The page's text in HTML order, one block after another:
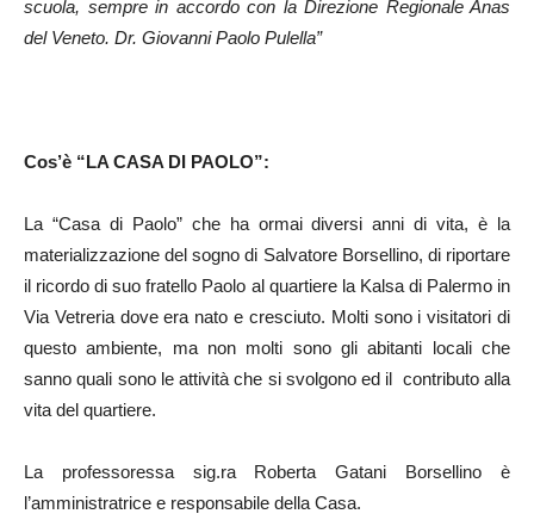
scuola, sempre in accordo con la Direzione Regionale Anas
del Veneto. Dr. Giovanni Paolo Pulella”
Cos’è “LA CASA DI PAOLO”:
La “Casa di Paolo” che ha ormai diversi anni di vita, è la
materializzazione del sogno di Salvatore Borsellino, di riportare
il ricordo di suo fratello Paolo al quartiere la Kalsa di Palermo in
Via Vetreria dove era nato e cresciuto. Molti sono i visitatori di
questo ambiente, ma non molti sono gli abitanti locali che
sanno quali sono le attività che si svolgono ed il contributo alla
vita del quartiere.
La professoressa sig.ra Roberta Gatani Borsellino è
l’amministratrice e responsabile della Casa.